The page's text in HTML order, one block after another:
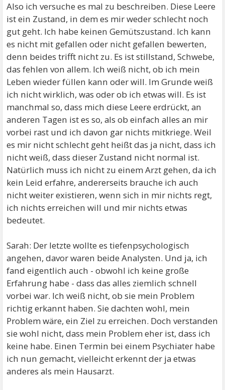
Also ich versuche es mal zu beschreiben. Diese Leere
ist ein Zustand, in dem es mir weder schlecht noch
gut geht. Ich habe keinen Gemütszustand. Ich kann
es nicht mit gefallen oder nicht gefallen bewerten,
denn beides trifft nicht zu. Es ist stillstand, Schwebe,
das fehlen von allem. Ich weiß nicht, ob ich mein
Leben wieder füllen kann oder will. Im Grunde weiß
ich nicht wirklich, was oder ob ich etwas will. Es ist
manchmal so, dass mich diese Leere erdrückt, an
anderen Tagen ist es so, als ob einfach alles an mir
vorbei rast und ich davon gar nichts mitkriege. Weil
es mir nicht schlecht geht heißt das ja nicht, dass ich
nicht weiß, dass dieser Zustand nicht normal ist.
Natürlich muss ich nicht zu einem Arzt gehen, da ich
kein Leid erfahre, andererseits brauche ich auch
nicht weiter existieren, wenn sich in mir nichts regt,
ich nichts erreichen will und mir nichts etwas
bedeutet.
Sarah: Der letzte wollte es tiefenpsychologisch
angehen, davor waren beide Analysten. Und ja, ich
fand eigentlich auch - obwohl ich keine große
Erfahrung habe - dass das alles ziemlich schnell
vorbei war. Ich weiß nicht, ob sie mein Problem
richtig erkannt haben. Sie dachten wohl, mein
Problem wäre, ein Ziel zu erreichen. Doch verstanden
sie wohl nicht, dass mein Problem eher ist, dass ich
keine habe. Einen Termin bei einem Psychiater habe
ich nun gemacht, vielleicht erkennt der ja etwas
anderes als mein Hausarzt.